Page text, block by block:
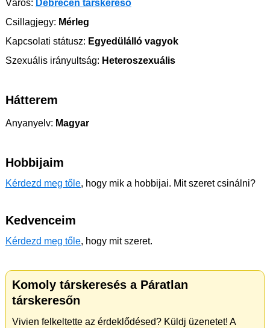
Város: Debrecen társkereső
Csillagjegy: Mérleg
Kapcsolati státusz: Egyedülálló vagyok
Szexuális irányultság: Heteroszexuális
Hátterem
Anyanyelv: Magyar
Hobbijaim
Kérdezd meg tőle, hogy mik a hobbijai. Mit szeret csinálni?
Kedvenceim
Kérdezd meg tőle, hogy mit szeret.
Komoly társkeresés a Páratlan
társkeresőn
Vivien felkeltette az érdeklődésed? Küldj üzenetet! A